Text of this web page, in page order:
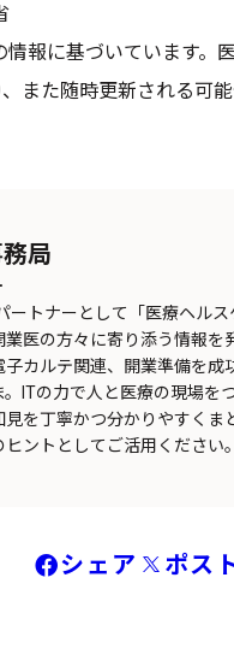
報に基づいています。
また随時更新される可
局
ートナーとして「医療ヘル
業医の方々に寄り添う情報
子カルテ関連、開業準備を
。ITの力で人と医療の現場を
見を丁寧かつ分かりやすくま
ヒントとしてご活用ください
シェア ポス